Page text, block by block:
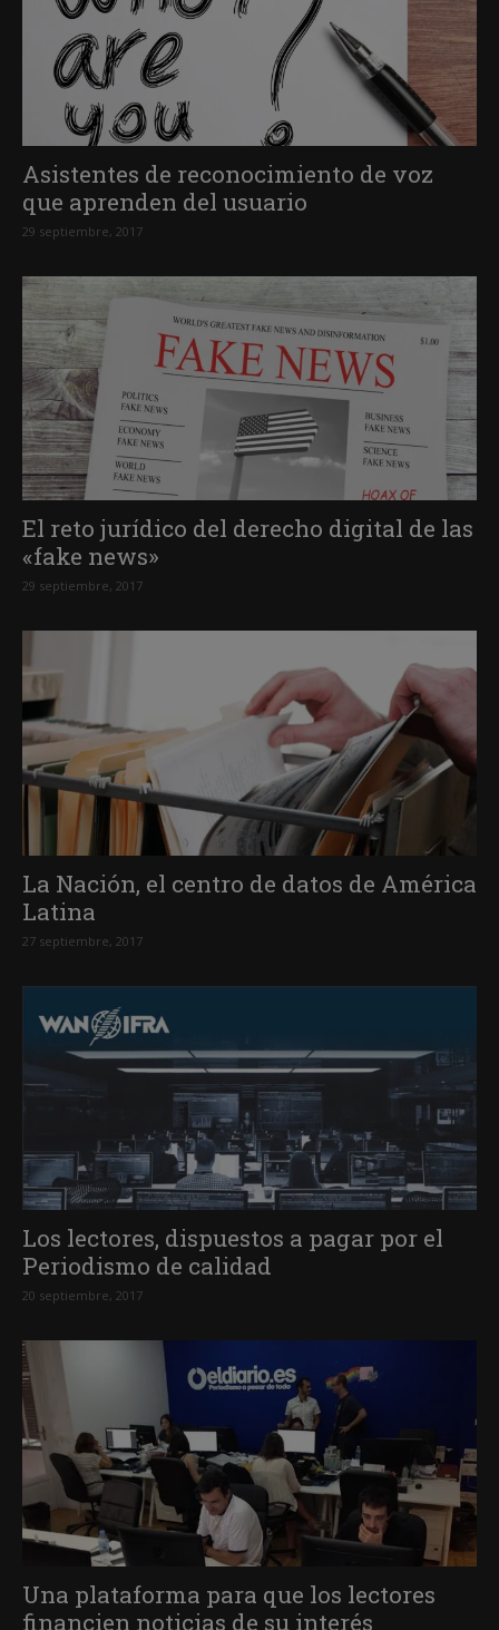
Asistentes de reconocimiento de voz
que aprenden del usuario
29 septiembre, 2017
El reto jurídico del derecho digital de las
«fake news»
29 septiembre, 2017
La Nación, el centro de datos de América
Latina
27 septiembre, 2017
Los lectores, dispuestos a pagar por el
Periodismo de calidad
20 septiembre, 2017
Una plataforma para que los lectores
financien noticias de su interés